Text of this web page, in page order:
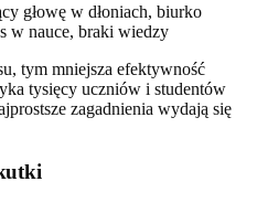
tym mniejsza efektywność
tysięcy uczniów i studentów
zagadnienia wydają się